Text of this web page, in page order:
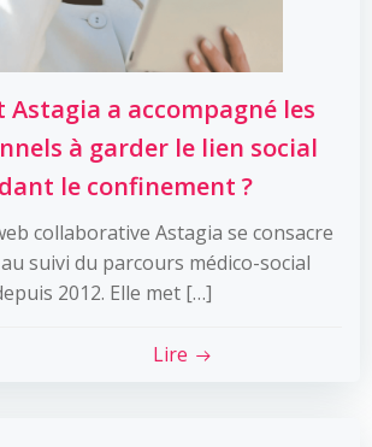
Astagia a accompagné les
à garder le lien social
le confinement ?
collaborative Astagia se consacre
suivi du parcours médico-social
2012. Elle met […]
Lire